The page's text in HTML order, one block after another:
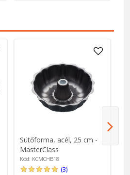
Sütőforma, acél, 25 cm -
MasterClass
Kód: KCMCHB18
(3)